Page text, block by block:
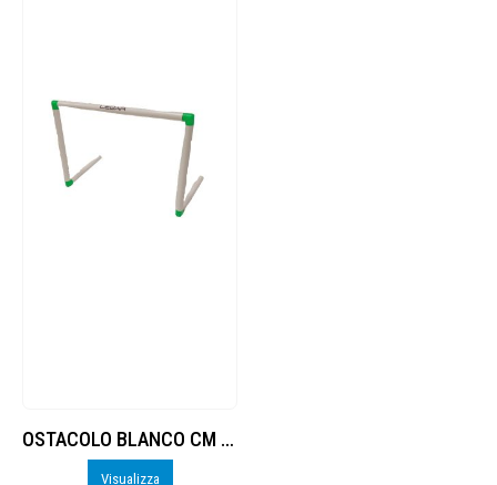
OSTACOLO BLANCO CM 50 (VERDE)
Visualizza